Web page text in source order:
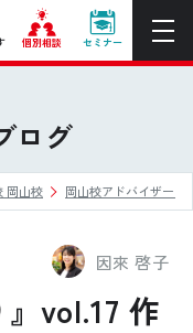
個別相談 セミナー
社をご提案
談
をレクチャー
みる
！全国20校
を探す
ログ
岡山校 岡山校アドバイザーブ
因來 啓子
vol.17 作